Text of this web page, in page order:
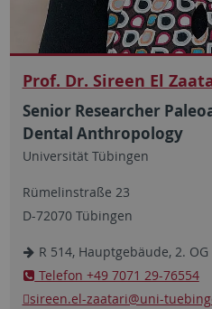
Prof. Dr. Sireen El
Senior Researcher
Dental Anthropology
Universität Tübingen
Rümelinstraße 23
D-72070 Tübingen
R 514, Hauptgebäude, 2. OG
Telefon +49 7071 29-76554
sireen.el-zaatari@uni-